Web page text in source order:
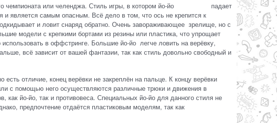
чемпионата или челенджа. Стиль игры, в котором йо-йо падает
и является самым опасным. Всё дело в том, что ось не крепится к
и ловит снаряд обратно. Очень завораживающее зрелище, но с
модели с крепкими бортами из резины или пластика, что упрощает
в оффстринге. Большие йо-йо легче ловить на верёвку,
всё зависит от вашей фантазии, так как стиль довольно свободный и
отличие, конец верёвки не закреплён на пальце. К концу верёвки
с помощью него осуществляются различные трюки и движения в
как йо-йо, так и противовеса. Специальных йо-йо для данного стиля не
предпочтение отдаётся пластиковым моделям, так как